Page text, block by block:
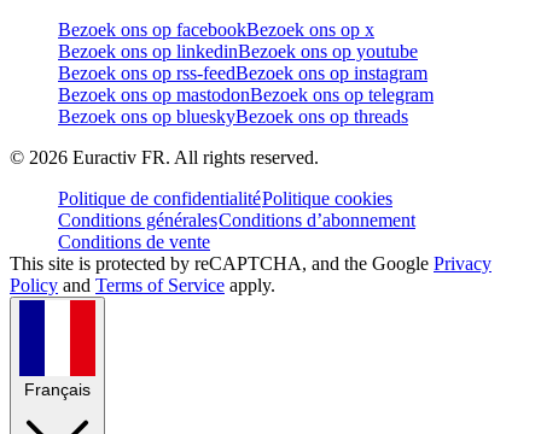
Bezoek ons op facebookBezoek ons op x
Bezoek ons op linkedinBezoek ons op youtube
Bezoek ons op rss-feedBezoek ons op instagram
Bezoek ons op mastodonBezoek ons op telegram
Bezoek ons op blueskyBezoek ons op threads
© 2026 Euractiv FR. All rights reserved.
Politique de confidentialitéPolitique cookies
Conditions généralesConditions d’abonnement
Conditions de vente
This site is protected by reCAPTCHA, and the Google Privacy
Policy and Terms of Service apply.
Français